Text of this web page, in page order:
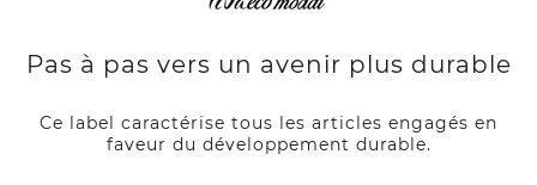
Pas à pas vers un avenir plus durable
Ce label caractérise tous les articles engagés en
faveur du développement durable.